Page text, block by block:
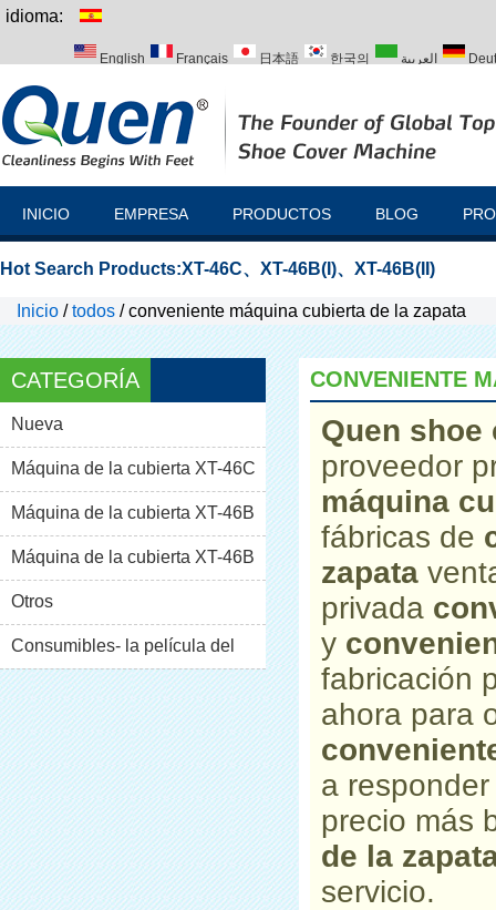
idioma:
English Français 日本語 한국의 العربية
INICIO EMPRESA PRODUCTOS BLOG
Hot Search Products:XT-46C、 XT-46B(I)、 XT-46B(II)
Inicio /todos /conveniente máquina cubierta de la zapata
CATEGORÍA
Nueva
Máquina de la cubierta XT-46C
Máquina de la cubierta XT-46B
(i)Máquina de la cubierta XT-46B
(II)
Otros
Consumibles- la película del
pvc
CONVENIENTE
Quen
proveedor
máquina
fábricas de
zapata
privada
y
fabricación
ahora para
a
precio más
de la
servicio.